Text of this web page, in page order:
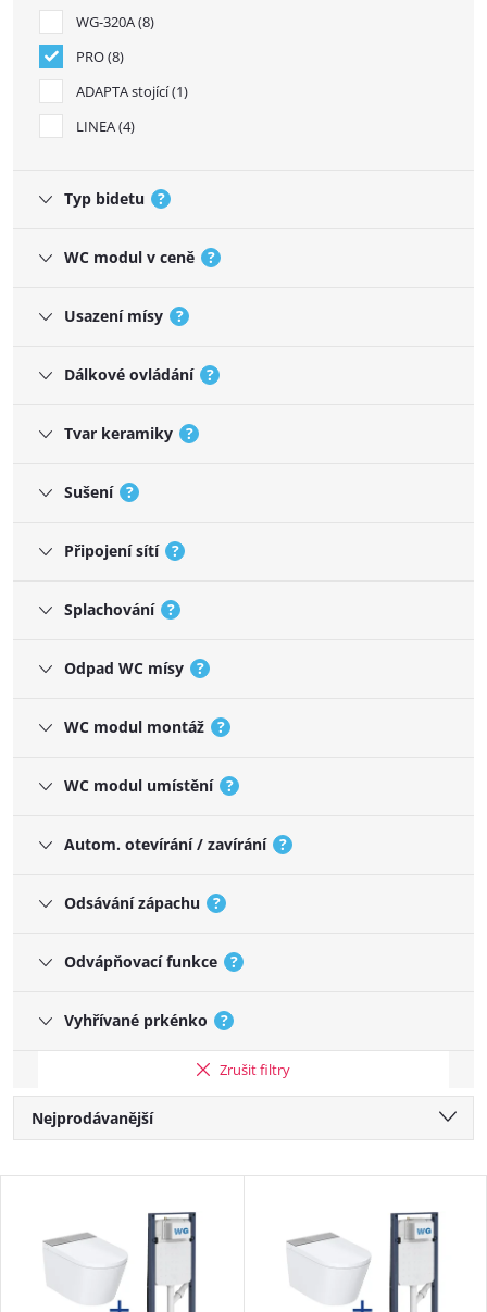
WG-320A 8
PRO 8
ADAPTA stojící 1
LINEA 4
Typ bidetu ?
WC modul v ceně ?
Usazení mísy ?
Dálkové ovládání ?
Tvar keramiky ?
Sušení ?
Připojení sítí ?
Splachování ?
Odpad WC mísy ?
WC modul montáž ?
WC modul umístění ?
Autom. otevírání / zavírání ?
Odsávání zápachu ?
Odvápňovací funkce ?
Vyhřívané prkénko ?
Zrušit filtry
Řazení produktů
Nejprodávanější
Abecedně
Výpis produktů